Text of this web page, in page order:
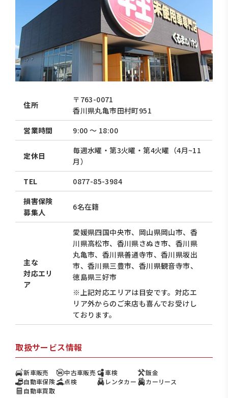
住所
〒763-0071
香川県丸亀市田村町951
営業時間
9:00 〜 18:00
定休日
毎週水曜・第3火曜・第4火曜（4月~11
月）
TEL
0877-85-3984
損害保険
募集人
6名在籍
主な
対応エリ
ア
愛媛県四国中央市、岡山県岡山市、香
川県高松市、香川県さぬき市、香川県
丸亀市、香川県善通寺市、香川県坂出
市、香川県三豊市、香川県観音寺市、
徳島県三好市
※上記対応エリアは目安です。対応エ
リア外からのご来店も喜んでお受けし
ております。
取扱サービス情報
新車販売 中古車販売 車検
鈑金
自動車保険
点検 レンタカー
カーリース
自動車買取